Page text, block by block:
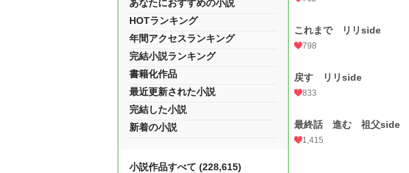
これまで リリside
798
戻す リリside
833
最終話 進む 祖父side
1,415
あなたにおすすめの小説
HOTランキング
年間アクセスランキング
完結小説ランキング
書籍化作品
最近更新された小説
完結した小説
新着の小説
小説作品すべて (228,615)